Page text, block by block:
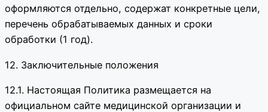
оформляются отдельно, содержат конкретные цели,
перечень обрабатываемых данных и сроки
обработки (1 год).
12. Заключительные положения
12.1. Настоящая Политика размещается на
официальном сайте медицинской организации и